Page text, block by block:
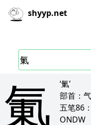
shyyp.net
氭
‘氭’
部首：
五笔86：
ONDW